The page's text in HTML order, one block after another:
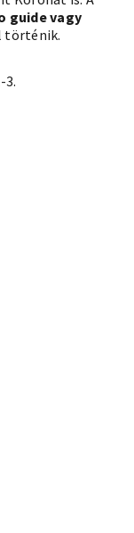
guide vagy
történik.
3.